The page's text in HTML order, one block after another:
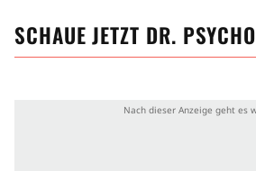
SCHAUE JETZT DR. PSYCHO